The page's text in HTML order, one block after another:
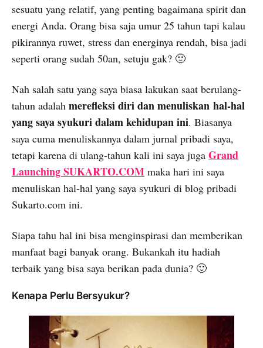
sesuatu yang relatif, yang penting bagaimana spirit dan
energi Anda. Orang bisa saja umur 25 tahun tapi kalau
pikirannya ruwet, stress dan energinya rendah, bisa jadi
seperti orang sudah 50an, setuju gak? 🙂
Nah salah satu yang saya biasa lakukan saat berulang-
tahun adalah merefleksi diri dan menuliskan hal-hal
yang saya syukuri dalam kehidupan ini. Biasanya
saya cuma menuliskannya dalam jurnal pribadi saya,
tetapi karena di ulang-tahun kali ini saya juga Grand
Launching SUKARTO.COM maka hari ini saya
menuliskan hal-hal yang saya syukuri di blog pribadi
Sukarto.com ini.
Siapa tahu hal ini bisa menginspirasi dan memberikan
manfaat bagi banyak orang. Bukankah itu hadiah
terbaik yang bisa saya berikan pada dunia? 🙂
Kenapa Perlu Bersyukur?